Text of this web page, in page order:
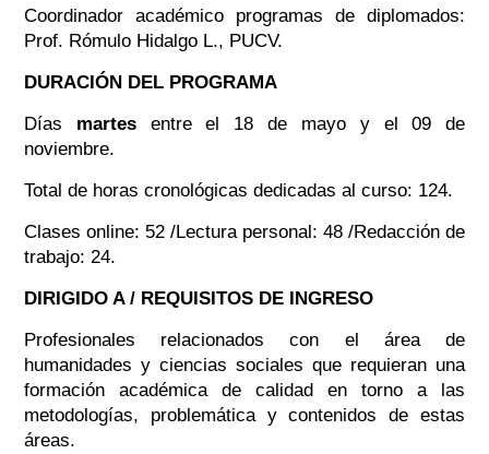
Coordinador académico programas de diplomados:
Prof. Rómulo Hidalgo L., PUCV.
DURACIÓN DEL PROGRAMA
Días martesentre el 18 de mayo y el 09 de
noviembre.
Total de horas cronológicas dedicadas al curso: 124.
Clases online: 52 /Lectura personal: 48 /Redacción de
trabajo: 24.
DIRIGIDO A / REQUISITOS DE INGRESO
Profesionales relacionados con el área de
humanidades y ciencias sociales que requieran una
formación académica de calidad en torno a las
metodologías, problemática y contenidos de estas
áreas.